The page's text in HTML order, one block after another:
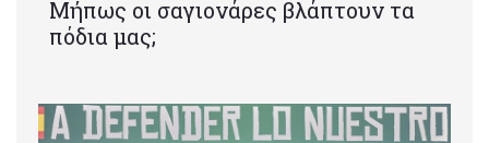
Μήπως οι σαγιονάρες βλάπτουν τα
πόδια μας;